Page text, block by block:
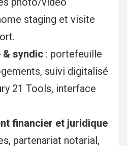
staging et visite
& syndic : portefeuille
suivi digitalisé
21 Tools, interface
financier et juridique
partenariat notarial,